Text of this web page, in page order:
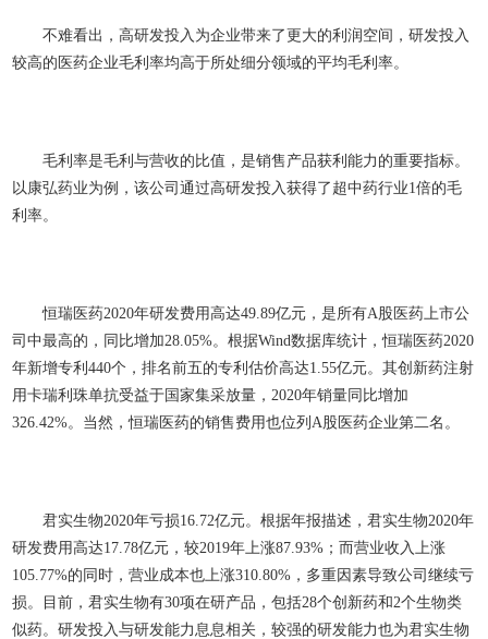
不难看出，高研发投入为企业带来了更大的利润空间，研发投入
较高的医药企业毛利率均高于所处细分领域的平均毛利率。
毛利率是毛利与营收的比值，是销售产品获利能力的重要指标。
以康弘药业为例，该公司通过高研发投入获得了超中药行业1倍的毛
利率。
恒瑞医药2020年研发费用高达49.89亿元，是所有A股医药上市公
司中最高的，同比增加28.05%。根据Wind数据库统计，恒瑞医药2020
年新增专利440个，排名前五的专利估价高达1.55亿元。其创新药注射
用卡瑞利珠单抗受益于国家集采放量，2020年销量同比增加
326.42%。当然，恒瑞医药的销售费用也位列A股医药企业第二名。
君实生物2020年亏损16.72亿元。根据年报描述，君实生物2020年
研发费用高达17.78亿元，较2019年上涨87.93%；而营业收入上涨
105.77%的同时，营业成本也上涨310.80%，多重因素导致公司继续亏
损。目前，君实生物有30项在研产品，包括28个创新药和2个生物类
似药。研发投入与研发能力息息相关，较强的研发能力也为君实生物